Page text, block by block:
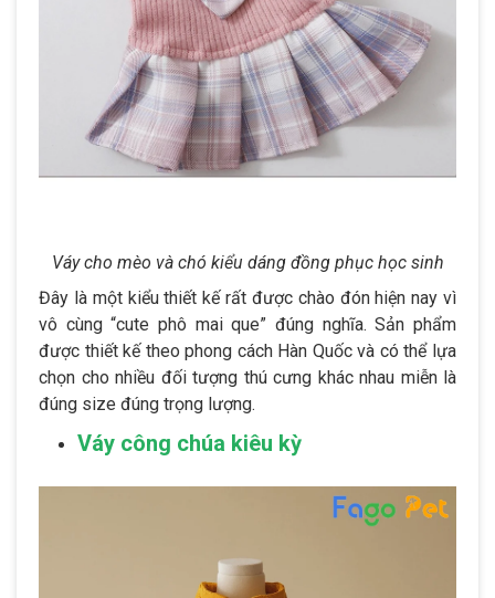
Váy cho mèo và chó kiểu dáng đồng phục học sinh
Đây là một kiểu thiết kế rất được chào đón hiện nay vì
vô cùng “cute phô mai que” đúng nghĩa. Sản phẩm
được thiết kế theo phong cách Hàn Quốc và có thể lựa
chọn cho nhiều đối tượng thú cưng khác nhau miễn là
đúng size đúng trọng lượng.
Váy công chúa kiêu kỳ